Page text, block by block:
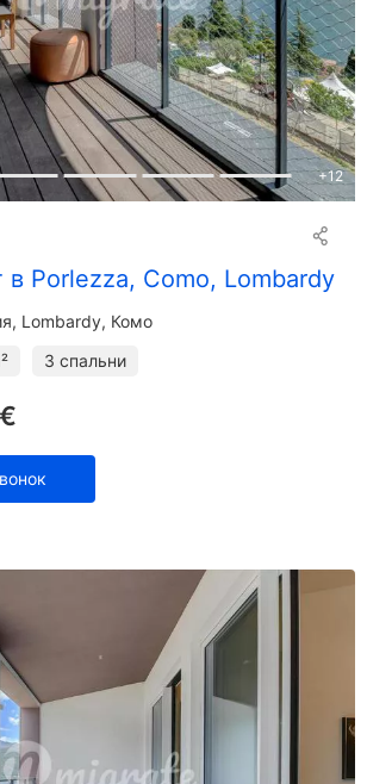
+12
в Porlezza, Como, Lombardy
Lombardy, Комо
3 спальни